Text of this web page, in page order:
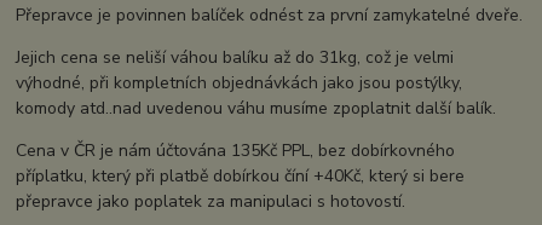
Přepravce je povinnen balíček odnést za první zamykatelné dveře.
Jejich cena se neliší váhou balíku až do 31kg, což je velmi
výhodné, při kompletních objednávkách jako jsou postýlky,
komody atd..nad uvedenou váhu musíme zpoplatnit další balík.
Cena v ČR je nám účtována 135Kč PPL, bez dobírkovného
příplatku, který při platbě dobírkou číní +40Kč, který si bere
přepravce jako poplatek za manipulaci s hotovostí.